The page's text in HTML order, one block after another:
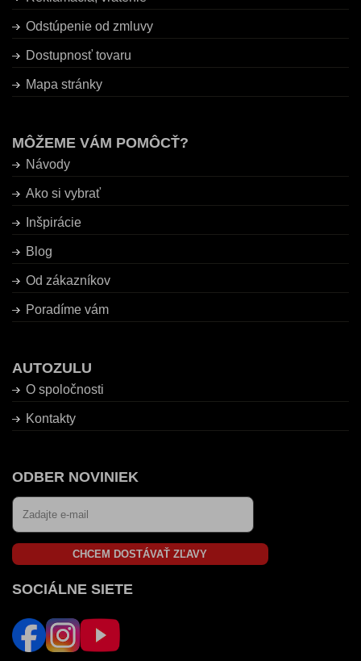
Odstúpenie od zmluvy
Dostupnosť tovaru
Mapa stránky
MÔŽEME VÁM POMÔCŤ?
Návody
Ako si vybrať
Inšpirácie
Blog
Od zákazníkov
Poradíme vám
AUTOZULU
O spoločnosti
Kontakty
ODBER NOVINIEK
CHCEM DOSTÁVAŤ ZĽAVY
SOCIÁLNE SIETE